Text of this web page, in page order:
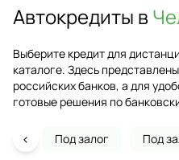
Автокредиты в
Выберите кредит для
каталоге. Здесь
российских банков, а для
готовые решения по
Под залог Под
‹